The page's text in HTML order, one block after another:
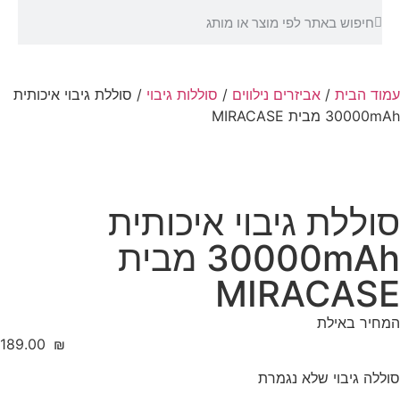
עמוד הבית / אביזרים נילווים / סוללות גיבוי / סוללת גיבוי איכותית
30000mAh מבית MIRACASE
סוללת גיבוי איכותית
30000mAh מבית
MIRACASE
המחיר באילת
‎189.00 ₪
סוללה גיבוי שלא נגמרת